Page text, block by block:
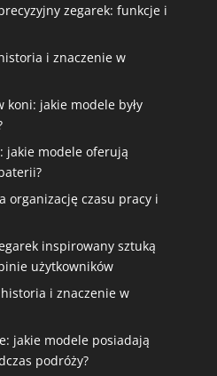
zegarek: funkcje i
i znaczenie w
koni: jakie modele były
jakie modele oferują
organizację czasu pracy i
inspirowany sztuką
użytkowników
i znaczenie w
jakie modele posiadają
podróży?